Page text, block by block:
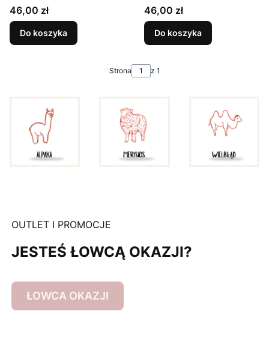
Cena
46,00 zł
Do koszyka
Cena
46,00 zł
Do koszyka
Strona z 1
OUTLET I PROMOCJE
JESTEŚ ŁOWCĄ OKAZJI?
ŁOWCA OKAZJI